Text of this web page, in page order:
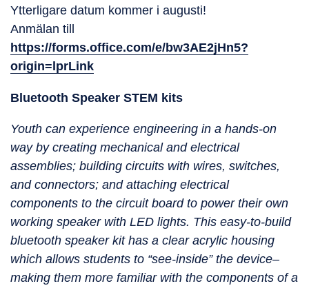
Ytterligare datum kommer i augusti!
Anmälan till
https://forms.office.com/e/bw3AE2jHn5?
origin=lprLink
Bluetooth Speaker STEM kits
Youth can experience engineering in a hands-on
way by creating mechanical and electrical
assemblies; building circuits with wires, switches,
and connectors; and attaching electrical
components to the circuit board to power their own
working speaker with LED lights. This easy-to-build
bluetooth speaker kit has a clear acrylic housing
which allows students to “see-inside” the device–
making them more familiar with the components of a